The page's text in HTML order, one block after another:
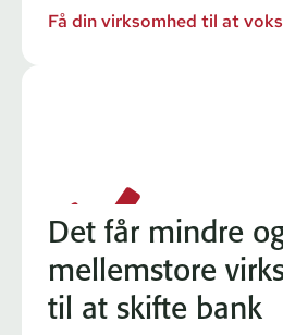
Få din virksomhed til at
Det får mindre
mellemstore
til at skifte bank